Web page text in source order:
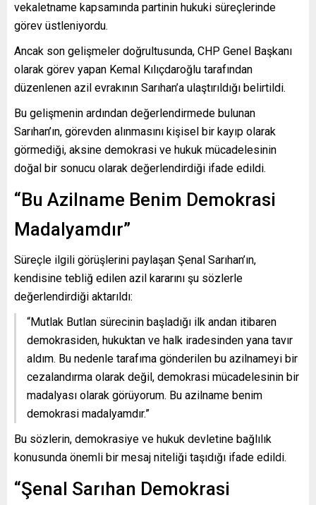
vekaletname kapsamında partinin hukuki süreçlerinde
görev üstleniyordu.
Ancak son gelişmeler doğrultusunda, CHP Genel Başkanı
olarak görev yapan Kemal Kılıçdaroğlu tarafından
düzenlenen azil evrakının Sarıhan’a ulaştırıldığı belirtildi.
Bu gelişmenin ardından değerlendirmede bulunan
Sarıhan’ın, görevden alınmasını kişisel bir kayıp olarak
görmediği, aksine demokrasi ve hukuk mücadelesinin
doğal bir sonucu olarak değerlendirdiği ifade edildi.
“Bu Azilname Benim Demokrasi
Madalyamdır”
Süreçle ilgili görüşlerini paylaşan Şenal Sarıhan’ın,
kendisine tebliğ edilen azil kararını şu sözlerle
değerlendirdiği aktarıldı:
“Mutlak Butlan sürecinin başladığı ilk andan itibaren
demokrasiden, hukuktan ve halk iradesinden yana tavır
aldım. Bu nedenle tarafıma gönderilen bu azilnameyi bir
cezalandırma olarak değil, demokrasi mücadelesinin bir
madalyası olarak görüyorum. Bu azilname benim
demokrasi madalyamdır.”
Bu sözlerin, demokrasiye ve hukuk devletine bağlılık
konusunda önemli bir mesaj niteliği taşıdığı ifade edildi.
“Şenal Sarıhan Demokrasi